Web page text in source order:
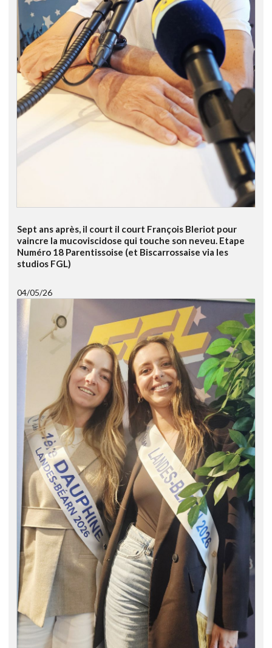
Sept ans après, il court il court François Bleriot pour
vaincre la mucoviscidose qui touche son neveu. Etape
Numéro 18 Parentissoise (et Biscarrossaise via les
studios FGL)
04/05/26